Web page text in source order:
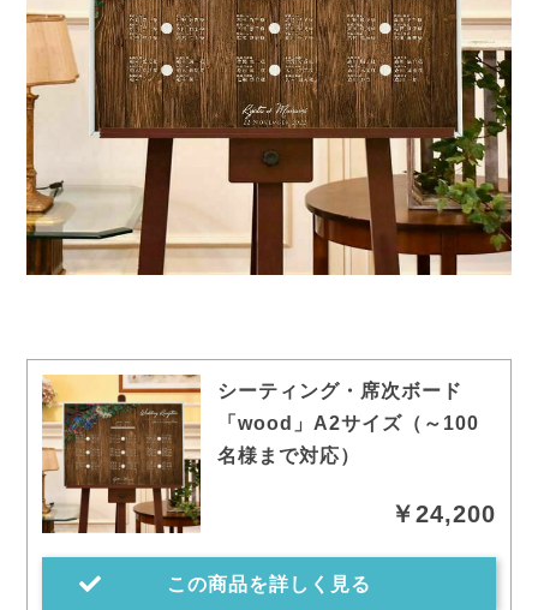
シーティング・席次ボード
「wood」A2サイズ（～100
名様まで対応）
￥24,200
この商品を詳しく見る